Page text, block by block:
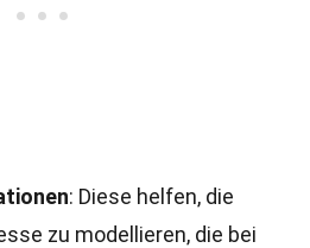
: Diese helfen, die
zu modellieren, die bei